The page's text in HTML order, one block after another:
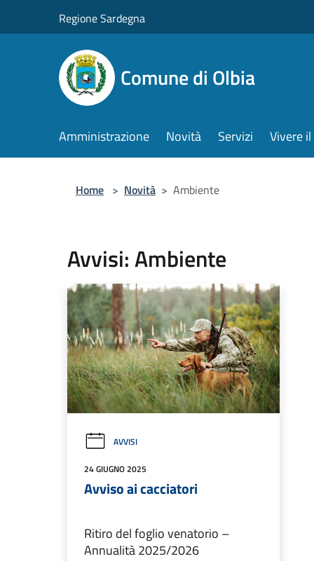
Regione Sardegna
Comune di Olbia
Amministrazione Novità Servizi Vivere
Home > Novità > Ambiente
Avvisi: Ambiente
AVVISI
24 GIUGNO 2025
Avviso ai cacciatori
Ritiro del foglio venatorio –
Annualità 2025/2026